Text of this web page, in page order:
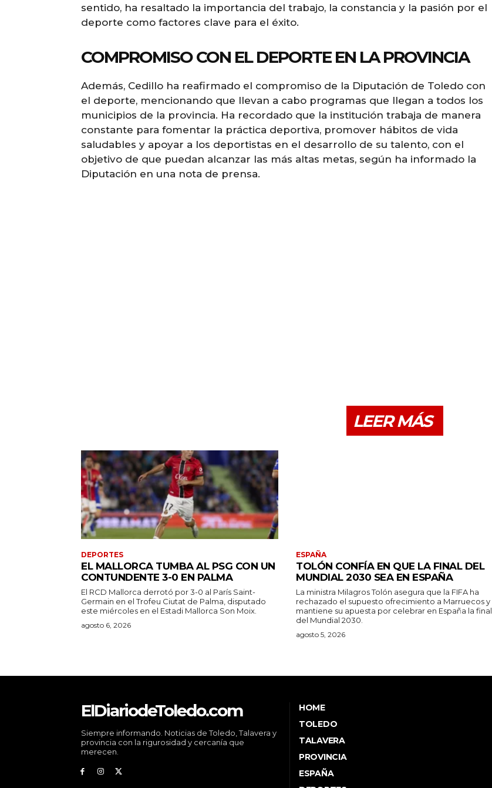
sentido, ha resaltado la importancia del trabajo, la constancia y la pasión por el
deporte como factores clave para el éxito.
COMPROMISO CON EL DEPORTE EN LA PROVINCIA
Además, Cedillo ha reafirmado el compromiso de la Diputación de Toledo con
el deporte, mencionando que llevan a cabo programas que llegan a todos los
municipios de la provincia. Ha recordado que la institución trabaja de manera
constante para fomentar la práctica deportiva, promover hábitos de vida
saludables y apoyar a los deportistas en el desarrollo de su talento, con el
objetivo de que puedan alcanzar las más altas metas, según ha informado la
Diputación en una nota de prensa.
LEER MÁS
DEPORTES
EL MALLORCA TUMBA AL PSG CON UN
CONTUNDENTE 3-0 EN PALMA
El RCD Mallorca derrotó por 3-0 al París Saint-
Germain en el Trofeu Ciutat de Palma, disputado
este miércoles en el Estadi Mallorca Son Moix.
agosto 6, 2026
ESPAÑA
TOLÓN CONFÍA EN QUE LA FINAL DEL
MUNDIAL 2030 SEA EN ESPAÑA
La ministra Milagros Tolón asegura que la FIFA ha
rechazado el supuesto ofrecimiento a Marruecos y
mantiene su apuesta por celebrar en España la final
del Mundial 2030.
agosto 5, 2026
ElDiariodeToledo.com
Siempre informando. Noticias de Toledo, Talavera y
provincia con la rigurosidad y cercanía que
merecen.
HOME
TOLEDO
TALAVERA
PROVINCIA
ESPAÑA